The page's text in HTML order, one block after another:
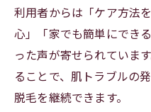
利用者からは「ケア方法
心」「家でも簡単にでき
った声が寄せられていま
ることで、肌トラブルの
脱毛を継続できます。